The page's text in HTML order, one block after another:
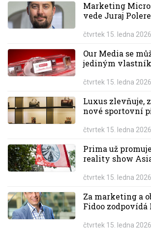
Marketing
vede Juraj
čtvrtek 15. ledna 2026
Our Media se
jediným
čtvrtek 15. ledna 2026
Luxus zlevňuje,
nové sportovní
čtvrtek 15. ledna 2026
Prima už
reality show
čtvrtek 15. ledna 2026
Za marketing a
Fidoo zodpovídá
čtvrtek 15. ledna 2026